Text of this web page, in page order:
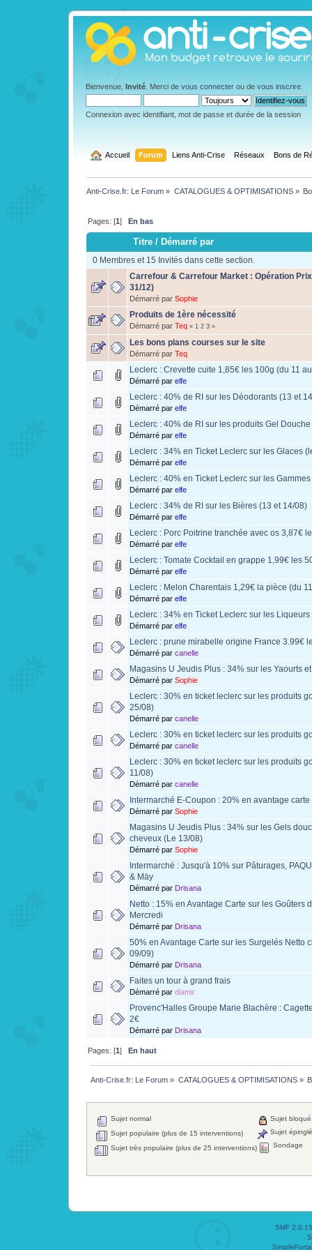
Bienvenue, Invité . Merci de vous connecter ou de vous inscrire
Connexion avec identifiant, mot de passe et durée de la session
Accueil Forum Liens Anti-Crise Réseaux Bons de
Anti-Crise.fr: Le Forum » CATALOGUES & OPTIMISATIONS»
Pages: [1]En bas
Titre /Démarré par
0 Membres et 15 Invités dans cette section.
Carrefour & Carrefour Market : Opération
31/12)
Démarré par Sophie
Produits de 1ère nécessité
Démarré par Teq « 1 2 3 »
Les bons plans courses sur le site
Démarré par Teq
Leclerc : Crevette cuite 1,85€ les 100g (du 11
Démarré par elfe
Leclerc : 40% de RI sur les Déodorants (13 et
Démarré par elfe
Leclerc : 40% de RI sur les produits Gel
Démarré par elfe
Leclerc : 34% en Ticket Leclerc sur les Glaces
Démarré par elfe
Leclerc : 40% en Ticket Leclerc sur les
Démarré par elfe
Leclerc : 34% de RI sur les Bières (13 et 14/08)
Démarré par elfe
Leclerc : Porc Poitrine tranchée avec os 3,87€
Démarré par elfe
Leclerc : Tomate Cocktail en grappe 1,99€ les
Démarré par elfe
Leclerc : Melon Charentais 1,29€ la pièce (du
Démarré par elfe
Leclerc : 34% en Ticket Leclerc sur les
Démarré par elfe
Leclerc : prune mirabelle origine France 3.99€
Démarré par canelle
Magasins U Jeudis Plus : 34% sur les Yaourts
Démarré par Sophie
Leclerc : 30% en ticket leclerc sur les produits
25/08)
Démarré par canelle
Leclerc : 30% en ticket leclerc sur les produits
Démarré par canelle
Leclerc : 30% en ticket leclerc sur les produits
11/08)
Démarré par canelle
Intermarché E-Coupon : 20% en avantage
Démarré par Sophie
Magasins U Jeudis Plus : 34% sur les Gels
cheveux (Le 13/08)
Démarré par Sophie
Intermarché : Jusqu'à 10% sur Pâturages,
& Mäy
Démarré par Drisana
Netto : 15% en Avantage Carte sur les Goûters
Mercredi
Démarré par Drisana
50% en Avantage Carte sur les Surgelés Netto
09/09)
Démarré par Drisana
Faites un tour à grand frais
Démarré par diamir
Provenc'Halles Groupe Marie Blachère :
2€
Démarré par Drisana
Pages: [1]En haut
Anti-Crise.fr: Le Forum » CATALOGUES & OPTIMISATIONS»
Sujet normal
Sujet populaire (plus de 15 interventions)
Sujet très populaire (plus de 25 interventions)
Sujet bloqué
Sujet
Sondage
SMF 2.0.15